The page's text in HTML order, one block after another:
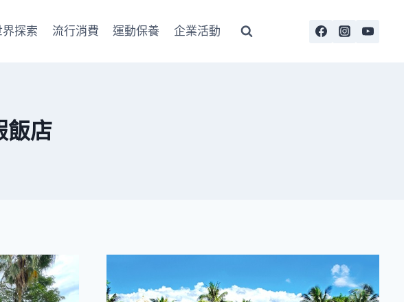
界探索 流行消費 運動保養 企業活動
飯店